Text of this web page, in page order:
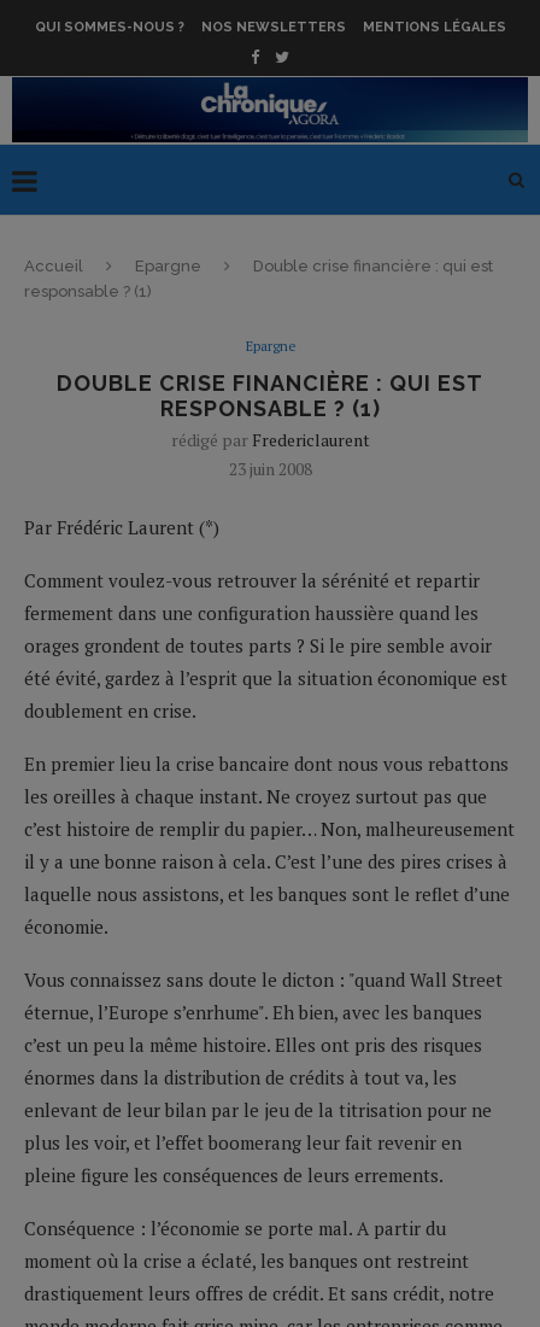
QUI SOMMES-NOUS ? NOS NEWSLETTERS MENTIONS LÉGALES
Accueil Epargne
Double crise financière : qui est
responsable ? (1)
Epargne
DOUBLE CRISE FINANCIÈRE : QUI EST
RESPONSABLE ? (1)
rédigé par Fredericlaurent
23 juin 2008
Par Frédéric Laurent (*)
Comment voulez-vous retrouver la sérénité et repartir
fermement dans une configuration haussière quand les
orages grondent de toutes parts ? Si le pire semble avoir
été évité, gardez à l’esprit que la situation économique est
doublement en crise.
En premier lieu la crise bancaire dont nous vous rebattons
les oreilles à chaque instant. Ne croyez surtout pas que
c’est histoire de remplir du papier… Non, malheureusement
il y a une bonne raison à cela. C’est l’une des pires crises à
laquelle nous assistons, et les banques sont le reflet d’une
économie.
Vous connaissez sans doute le dicton : "quand Wall Street
éternue, l’Europe s’enrhume". Eh bien, avec les banques
c’est un peu la même histoire. Elles ont pris des risques
énormes dans la distribution de crédits à tout va, les
enlevant de leur bilan par le jeu de la titrisation pour ne
plus les voir, et l’effet boomerang leur fait revenir en
pleine figure les conséquences de leurs errements.
Conséquence : l’économie se porte mal. A partir du
moment où la crise a éclaté, les banques ont restreint
drastiquement leurs offres de crédit. Et sans crédit, notre